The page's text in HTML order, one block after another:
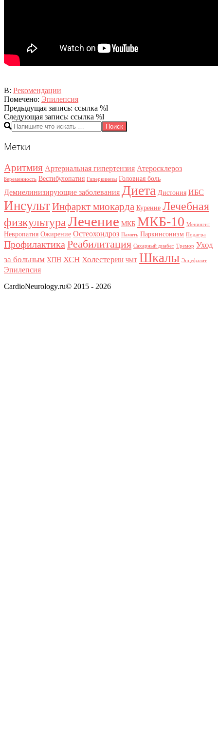
2020-
07-
08
В: Рекомендации
Помечено: Эпилепсия
Предыдущая запись: ссылка %l
Следующая запись: ссылка %l
Поиск
Метки
Аритмия Артериальная гипертензия Атеросклероз
Беременность Вестибулопатия Гиперкинезы Головная боль
Демиелинизирующие заболевания Диета Дистония ИБС
ИнсультИнфаркт миокарда Курение Лечебная
физкультура Лечение МКБ МКБ-10 Менингит
Невропатия Ожирение Остеохондроз Память Паркинсонизм Подагра
Профилактика Реабилитация Сахарный диабет Тремор Уход
за больным ХПН ХСН Холестерин ЧМТ Шкалы Энцефалит
Эпилепсия
CardioNeurology.ru© 2015 - 2026